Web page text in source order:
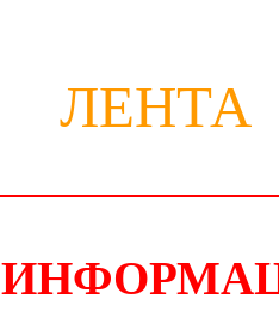
ЛЕНТА